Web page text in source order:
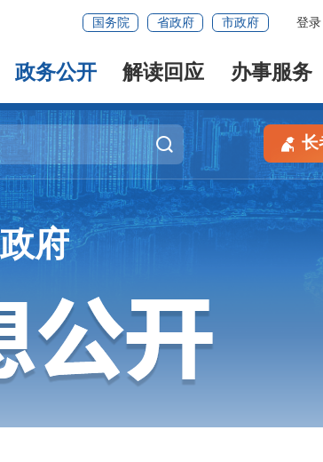
国务院 省政府 市政府 登录
政务公开 解读回应 办事服务
长
府